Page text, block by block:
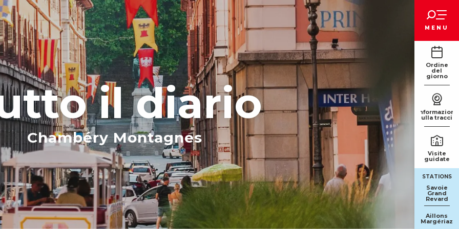
MENU
Ordine
del
giorno
Informazioni
sulla traccia
Visite
guidate
STATIONS
Savoie
Grand
Revard
Aillons
Margériaz
il diario
Chambéry Montagnes